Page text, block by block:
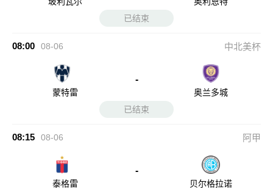
已结束
08:00 08-06 中北美杯
蒙特雷
-
奥兰多城
已结束
08:15 08-06 阿甲
泰格雷
-
贝尔格拉诺